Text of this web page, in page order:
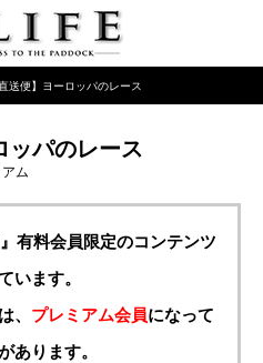
直送便】ヨーロッパのレース
ッパのレース
ム
有料会員限定のコンテンツ
います。
、 プレミアム会員になって
あります。